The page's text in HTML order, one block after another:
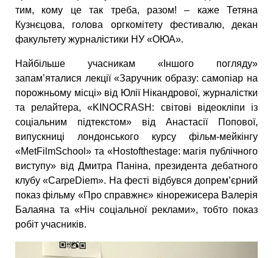
тим, кому це так треба, разом! – каже Тетяна
Кузнєцова, голова оргкомітету фестивалю, декан
факультету журналістики НУ «ОЮА».
Найбільше учасникам «Іншого погляду»
запам’яталися лекції «Заручник образу: самопіар на
порожньому місці» від Юлії Нікандрової, журналістки
та релайтера, «KINOCRASH: світові відеокліпи із
соціальним підтекстом» від Анастасії Попової,
випускниці лондонського курсу фільм-мейкінгу
«MetFilmSchool» та «Hostofthestage: магія публічного
виступу» від Дмитра Паніна, президента дебатного
клубу «CarpeDiem». На фесті відбувся допрем’єрний
показ фільму «Про справжнє» кінорежисера Валерія
Балаяна та «Ніч соціальної реклами», тобто показ
робіт учасників.